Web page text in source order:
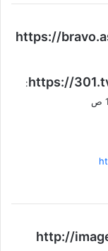
https://
https://
:
http://